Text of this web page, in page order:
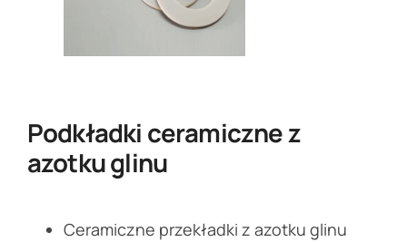
Podkładki ceramiczne z
azotku glinu
Ceramiczne przekładki z azotku glinu